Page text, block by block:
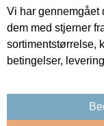
Vi har
dem med stjerner
sortimentstørrelse,
betingelser,